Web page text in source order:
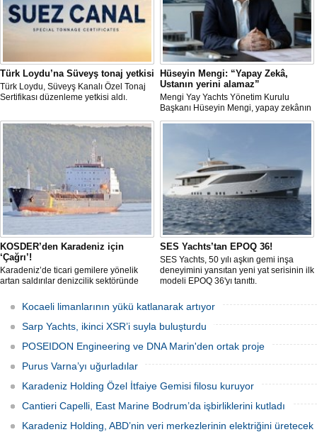
Türk Loydu’na Süveyş tonaj yetkisi
Türk Loydu, Süveyş Kanalı Özel Tonaj
Sertifikası düzenleme yetkisi aldı.
Hüseyin Mengi: “Yapay Zekâ,
Ustanın yerini alamaz”
Mengi Yay Yachts Yönetim Kurulu
Başkanı Hüseyin Mengi, yapay zekânın
yat üretimindeki kullanım sınırını, kişiye
sistemlerinin ekonomisini CNN Türk'te
yayınlanan Özel Sektör programında
anlattı.
KOSDER’den Karadeniz için
‘Çağrı’!
Karadeniz’de ticari gemilere yönelik
artan saldırılar denizcilik sektöründe
Armatörleri ve İşletmecileri Derneği
(KOSDER), kamu otoritelerine güvenli
deniz koridorlarının oluşturulması
çağrısında bulundu.
SES Yachts’tan EPOQ 36!
SES Yachts, 50 yılı aşkın gemi inşa
deneyimini yansıtan yeni yat serisinin ilk
modeli EPOQ 36'yı tanıttı.
Kocaeli limanlarının yükü katlanarak artıyor
Sarp Yachts, ikinci XSR’i suyla buluşturdu
POSEIDON Engineering ve DNA Marin'den ortak proje
Purus Varna’yı uğurladılar
Karadeniz Holding Özel İtfaiye Gemisi filosu kuruyor
Cantieri Capelli, East Marine Bodrum’da işbirliklerini kutladı
Karadeniz Holding, ABD’nin veri merkezlerinin elektriğini üretecek